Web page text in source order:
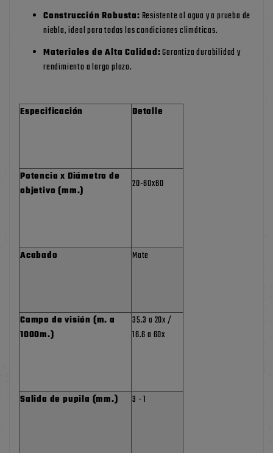
Construcción Robusta: Resistente al agua y a prueba de
niebla, ideal para todas las condiciones climáticas.
Materiales de Alta Calidad:Garantiza durabilidad y
rendimiento a largo plazo.
Especificación Detalle
Potencia x Diámetro de
objetivo (mm.)
20-60x60
Acabado Mate
Campo de visión (m. a
1000m.)
35.3 a 20x /
16.6 a 60x
Salida de pupila (mm.) 3 - 1